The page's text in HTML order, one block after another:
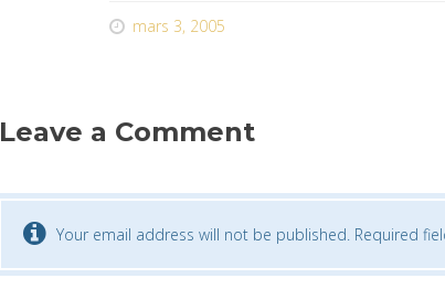
mars 3, 2005
Leave a Comment
Your email address will not be published. Required